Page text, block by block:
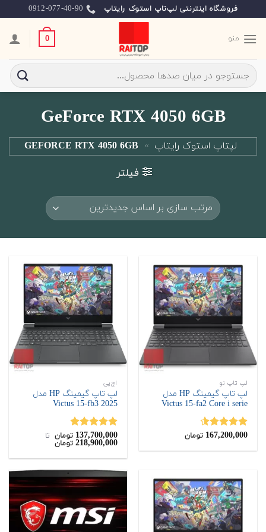
to
content
فروشگاه اینترنتی لپ‌تاپ استوک رایتاپ 0912-077-40-90
منو 0
جستجو
برای:
GeForce RTX 4050 6GB
لپتاپ استوک رایتاپ »
GEFORCE RTX 4050 6GB
فیلتر
لپ تاپ نو
لپ تاپ گیمینگ HP مدل
Victus 15-fa2 Core i serie
نمره4.50
167,200,000 تومان
اچ‌پی
لپ تاپ گیمینگ HP مدل
Victus 15-fb3 2025
نمره5.00
از 5
137,700,000 تومان ‌ تا ‌
218,900,000 تومان